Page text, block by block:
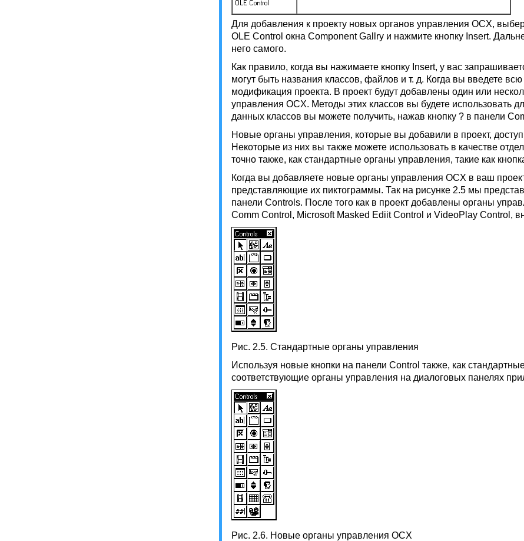
Для добавления к проекту новых органов управления OCX,
OLE Control окна Component Gallry и нажмите кнопку Insert.
него самого.
Как правило, когда вы нажимаете кнопку Insert, у вас
могут быть названия классов, файлов и т. д. Когда вы введете
модификация проекта. В проект будут добавлены один или
управления OCX. Методы этих классов вы будете использовать
данных классов вы можете получить, нажав кнопку ? в панели
Новые органы управления, которые вы добавили в проект,
Некоторые из них вы также можете использовать в качестве
точно также, как стандартные органы управления, такие как
Когда вы добавляете новые органы управления OCX в ваш
представляющие их пиктограммы. Так на рисунке 2.5 мы
панели Controls. После того как в проект добавлены органы
Comm Control, Microsoft Masked Ediit Control и VideoPlay Control,
Рис. 2.5. Стандартные органы управления
Используя новые кнопки на панели Control также, как
соответствующие органы управления на диалоговых панелях
Рис. 2.6. Новые органы управления OCX